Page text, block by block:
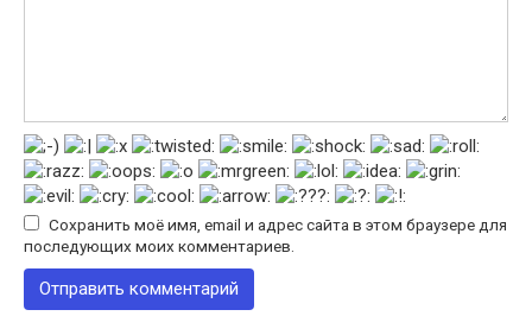
Сохранить моё имя, email и адрес сайта в этом браузере для
последующих моих комментариев.